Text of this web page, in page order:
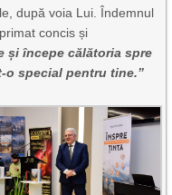
după voia Lui. Îndemnul
concis și
și începe călătoria spre
o special pentru tine.”